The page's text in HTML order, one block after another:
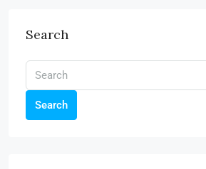
Search
Search